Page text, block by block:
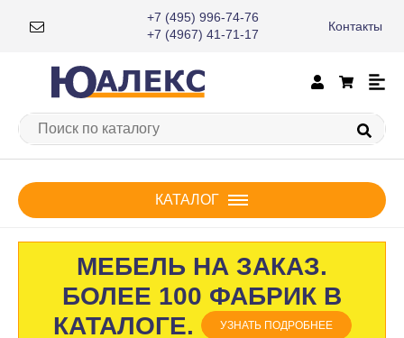
+7 (495) 996-74-76
+7 (4967) 41-71-17
Контакты
×
КАТАЛОГ
МЕБЕЛЬ НА ЗАКАЗ.
БОЛЕЕ 100 ФАБРИК В
КАТАЛОГЕ.
УЗНАТЬ ПОДРОБНЕЕ